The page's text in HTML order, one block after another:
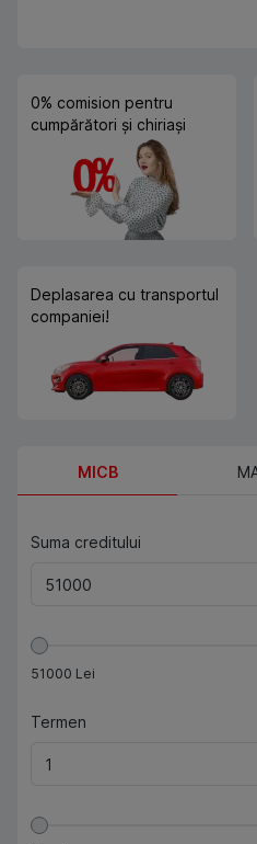
0% comision pentru
cumpărători și chiriași
Deplasarea cu transportul
companiei!
MICB
Suma creditului
51000 Lei
Termen